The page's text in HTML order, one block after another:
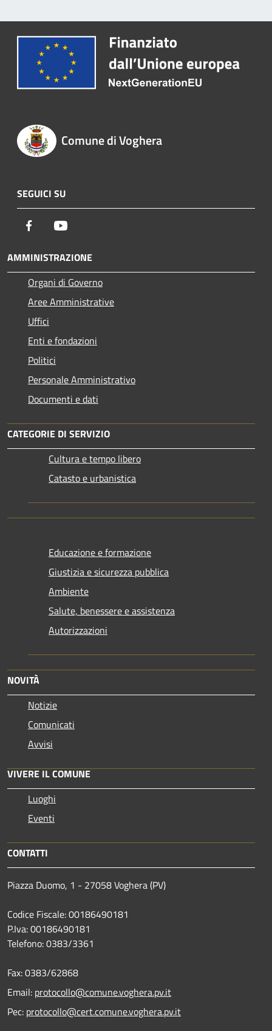
Comune di Voghera
SEGUICI SU
Facebook
AMMINISTRAZIONE
Organi di Governo
Aree Amministrative
Uffici
Enti e fondazioni
Politici
Personale Amministrativo
Documenti e dati
CATEGORIE DI SERVIZIO
Cultura e tempo libero
Catasto e urbanistica
Educazione e formazione
Giustizia e sicurezza pubblica
Ambiente
Salute, benessere e assistenza
Autorizzazioni
NOVITÀ
Notizie
Comunicati
Avvisi
VIVERE IL COMUNE
Luoghi
Eventi
CONTATTI
Piazza Duomo, 1 - 27058 Voghera (PV)
Codice Fiscale: 00186490181
P.Iva: 00186490181
Telefono:0383/3361
Fax:0383/62868
Email: protocollo@comune.voghera.pv.it
Pec: protocollo@cert.comune.voghera.pv.it